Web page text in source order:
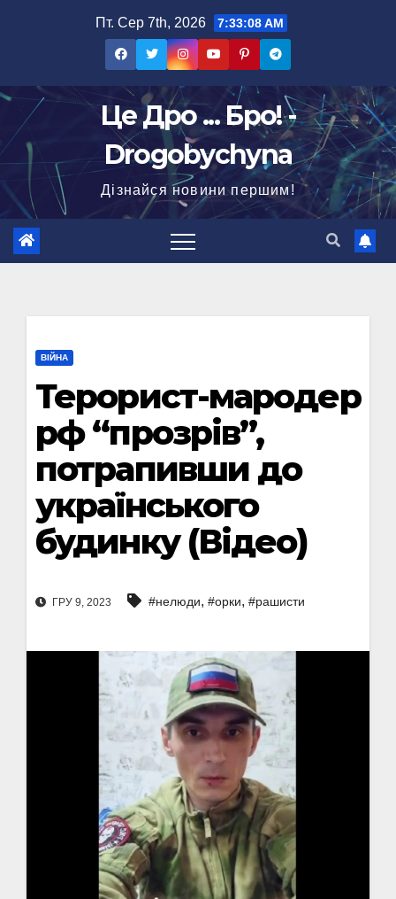
Пт. Сер 7th, 2026 7:33:09 AM
Це Дро ... Бро! -
Drogobychyna
Дізнайся новини першим!
ВІЙНА
Терорист-мародер
рф “прозрів”,
потрапивши до
українського
будинку (Відео)
ГРУ 9, 2023 #нелюди, #орки, #рашисти